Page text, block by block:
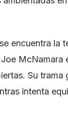
encuentra la
McNamara
Su trama
intenta